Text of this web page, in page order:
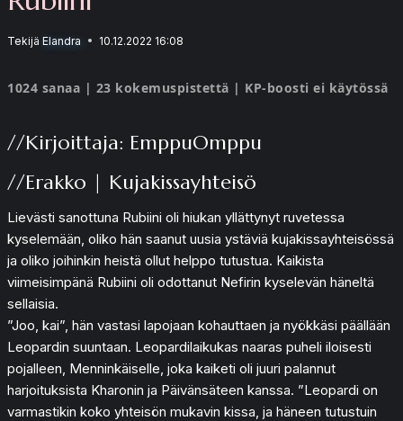
Tekijä Elandra 10.12.2022 16:08
1024 sanaa | 23 kokemuspistettä | KP-boosti ei käytössä
//Kirjoittaja: EmppuOmppu
//Erakko | Kujakissayhteisö
Lievästi sanottuna Rubiini oli hiukan yllättynyt ruvetessa
kyselemään, oliko hän saanut uusia ystäviä kujakissayhteisössä
ja oliko joihinkin heistä ollut helppo tutustua. Kaikista
viimeisimpänä Rubiini oli odottanut Nefirin kyselevän häneltä
sellaisia.
”Joo, kai”, hän vastasi lapojaan kohauttaen ja nyökkäsi päällään
Leopardin suuntaan. Leopardilaikukas naaras puheli iloisesti
pojalleen, Menninkäiselle, joka kaiketi oli juuri palannut
harjoituksista Kharonin ja Päivänsäteen kanssa. ”Leopardi on
varmastikin koko yhteisön mukavin kissa, ja häneen tutustuin